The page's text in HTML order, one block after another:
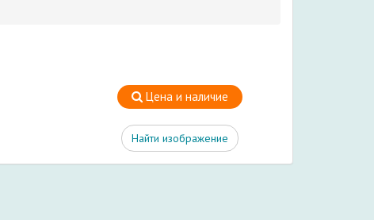
Цена и наличие
Найти изображение